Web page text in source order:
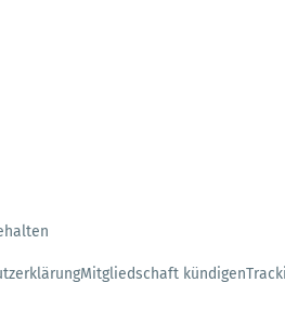
Mitgliedschaft kündigen